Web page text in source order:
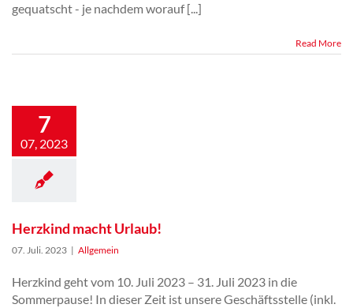
gequatscht - je nachdem worauf [...]
Read More
7
07, 2023
Herzkind macht Urlaub!
07. Juli. 2023 | Allgemein
Herzkind geht vom 10. Juli 2023 – 31. Juli 2023 in die
Sommerpause! In dieser Zeit ist unsere Geschäftsstelle (inkl.